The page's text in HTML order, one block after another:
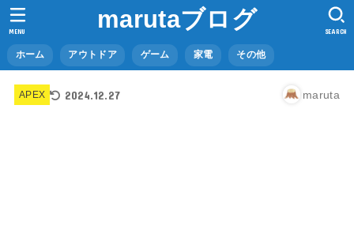
marutaブログ
ホーム アウトドア ゲーム 家電 その他
SEARCH
MENU
APEX 2024.12.27 maruta